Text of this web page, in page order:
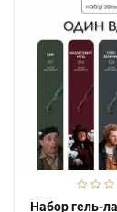
Набор гель-